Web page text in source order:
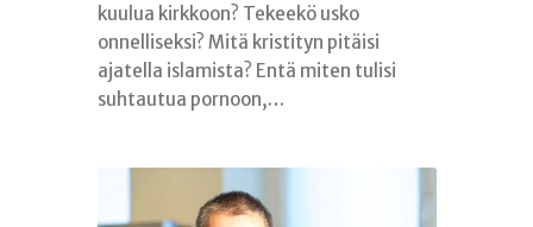
kuulua kirkkoon? Tekeekö usko
onnelliseksi? Mitä kristityn pitäisi
ajatella islamista? Entä miten tulisi
suhtautua pornoon,…